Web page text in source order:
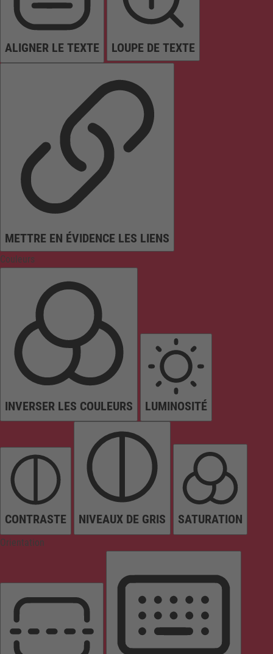
ALIGNER LE TEXTE LOUPE DE TEXTE
METTRE EN ÉVIDENCE LES LIENS
Couleurs
INVERSER LES COULEURS LUMINOSITÉ
CONTRASTE NIVEAUX DE GRIS SATURATION
Orientation